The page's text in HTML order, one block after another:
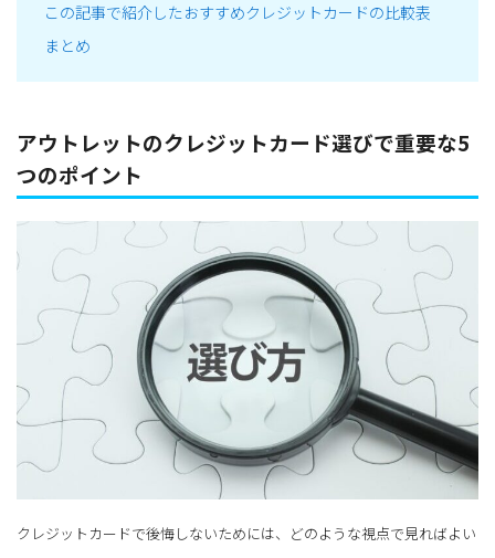
この記事で紹介したおすすめクレジットカードの比較表
まとめ
アウトレットのクレジットカード選びで重要な5
つのポイント
クレジットカードで後悔しないためには、どのような視点で見ればよい